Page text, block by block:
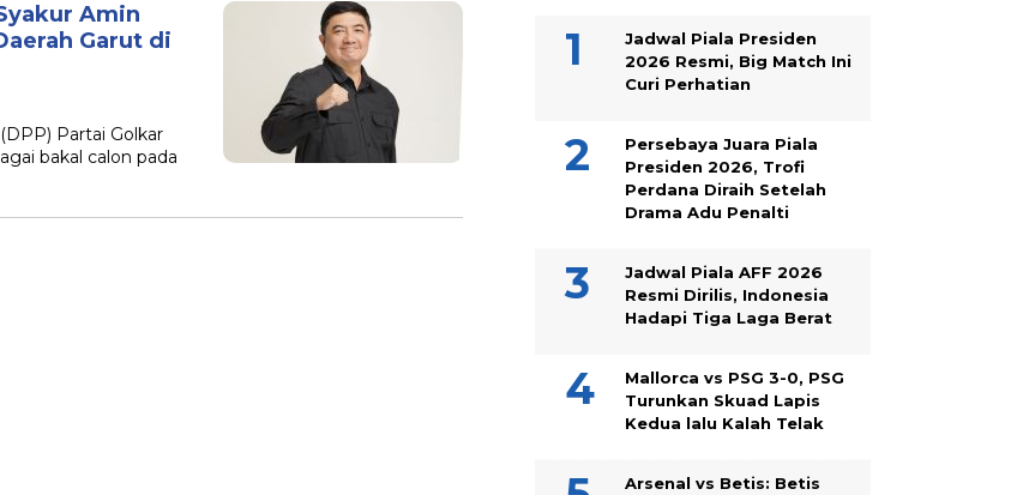
Amin
Garut di
Partai Golkar
bakal calon pada
Jadwal Piala Presiden
2026 Resmi, Big Match Ini
Curi Perhatian
Persebaya Juara Piala
Presiden 2026, Trofi
Perdana Diraih Setelah
Drama Adu Penalti
Jadwal Piala AFF 2026
Resmi Dirilis, Indonesia
Hadapi Tiga Laga Berat
Mallorca vs PSG 3-0, PSG
Turunkan Skuad Lapis
Kedua lalu Kalah Telak
Arsenal vs Betis: Betis